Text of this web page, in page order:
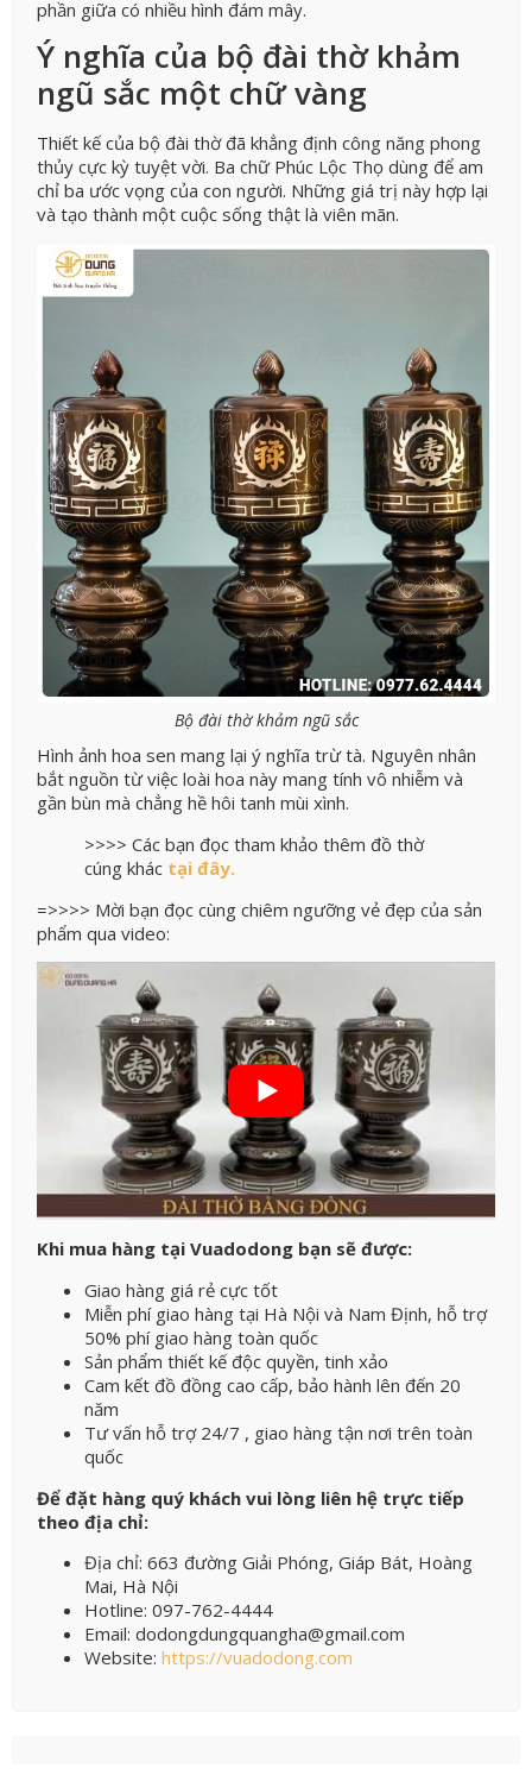
phần giữa có nhiều hình đám mây.
Ý nghĩa của bộ đài thờ khảm
ngũ sắc một chữ vàng
Thiết kế của bộ đài thờ đã khẳng định công năng phong
thủy cực kỳ tuyệt vời. Ba chữ Phúc Lộc Thọ dùng để am
chỉ ba ước vọng của con người. Những giá trị này hợp lại
và tạo thành một cuộc sống thật là viên mãn.
Bộ đài thờ khảm ngũ sắc
Hình ảnh hoa sen mang lại ý nghĩa trừ tà. Nguyên nhân
bắt nguồn từ việc loài hoa này mang tính vô nhiễm và
gần bùn mà chẳng hề hôi tanh mùi xình.
>>>> Các bạn đọc tham khảo thêm đồ thờ
cúng khác tại đây.
=>>>> Mời bạn đọc cùng chiêm ngưỡng vẻ đẹp của sản
phẩm qua video:
Khi mua hàng tại Vuadodong bạn sẽ được:
Giao hàng giá rẻ cực tốt
Miễn phí giao hàng tại Hà Nội và Nam Định, hỗ trợ
50% phí giao hàng toàn quốc
Sản phẩm thiết kế độc quyền, tinh xảo
Cam kết đồ đồng cao cấp, bảo hành lên đến 20
năm
Tư vấn hỗ trợ 24/7 , giao hàng tận nơi trên toàn
quốc
Để đặt hàng quý khách vui lòng liên hệ trực tiếp
theo địa chỉ:
Địa chỉ: 663 đường Giải Phóng, Giáp Bát, Hoàng
Mai, Hà Nội
Hotline: 097-762-4444
Email: dodongdungquangha@gmail.com
Website: https://vuadodong.com